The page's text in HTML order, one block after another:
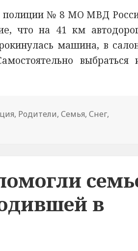
полиции № 8 МО МВД
что на 41 км
машина, в
выбраться
, Родители,Семья,Снег,
помогли семье с младенцем
в